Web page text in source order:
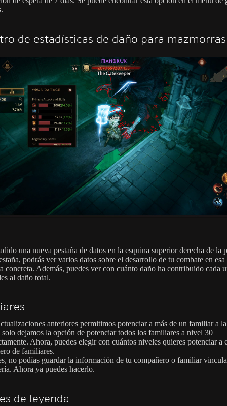
de estadísticas de daño para mazmorras
una nueva pestaña de datos en la esquina superior derecha de la
podrás ver varios datos sobre el desarrollo de tu combate en esa
concreta. Además, puedes ver con cuánto daño ha contribuido cada
al daño total.
anteriores permitimos potenciar a más de un familiar a
solo dejamos la opción de potenciar todos los familiares a nivel 30
Ahora, puedes elegir con cuántos niveles quieres potenciar a
de familiares.
no podías guardar la información de tu compañero o familiar
Ahora ya puedes hacerlo.
de leyenda